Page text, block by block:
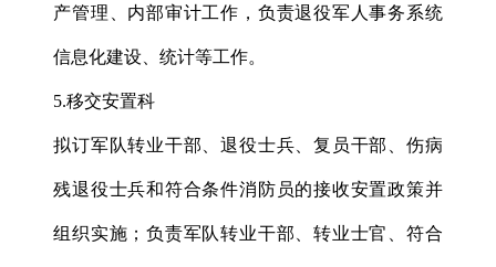
产管理、内部审计工作，负责退役军人事务系统
信息化建设、统计等工作。
5.移交安置科
拟订军队转业干部、退役士兵、复员干部、伤病
残退役士兵和符合条件消防员的接收安置政策并
组织实施；负责军队转业干部、转业士官、符合